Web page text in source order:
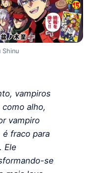
Shinu
vampiros
alho,
vampiro
é fraco para
Ele
se